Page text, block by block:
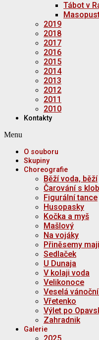
Tábot v
2019
2018
2017
2016
2015
2014
2013
2012
2011
2010
Kontakty
Menu
O souboru
Skupiny
Choreografie
Běží voda, běží
Čarování s
Figurální tance
Husopasky
Kočka a myš
Mašlový
Na vojáky
Přiněsemy
Sedlaček
U Dunaja
V kolaji voda
Velikonoce
Veselá
Vřetenko
Výlet po
Zahradnik
Galerie